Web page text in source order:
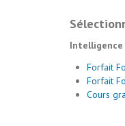
Forfait
Forfait
Cours